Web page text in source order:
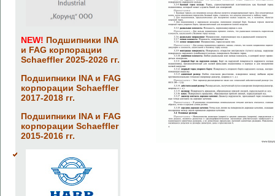
NEW! Подшипники INA
и FAG корпорации
Schaeffler 2025-2026 гг.
Подшипники INA и FAG
корпорации Schaeffler
2017-2018 гг.
Подшипники INA и FAG
корпорации Schaeffler
2015-2016 гг.